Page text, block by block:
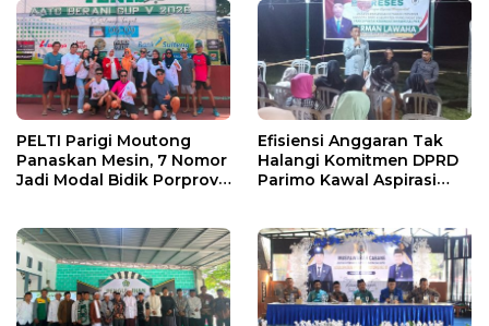
PELTI Parigi Moutong
Panaskan Mesin, 7 Nomor
Jadi Modal Bidik Porprov
Efisiensi Anggaran Tak
Halangi Komitmen DPRD
Parimo Kawal Aspirasi